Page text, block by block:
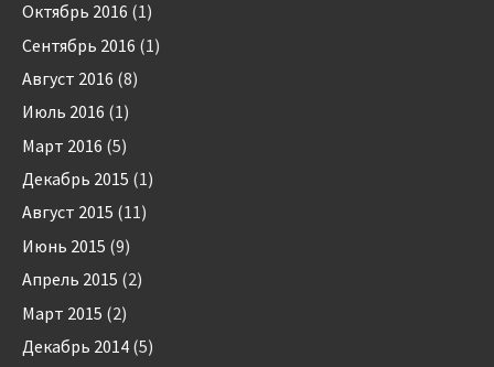
Октябрь 2016 (1)
Сентябрь 2016 (1)
Август 2016 (8)
Июль 2016 (1)
Март 2016 (5)
Декабрь 2015 (1)
Август 2015 (11)
Июнь 2015 (9)
Апрель 2015 (2)
Март 2015 (2)
Декабрь 2014 (5)